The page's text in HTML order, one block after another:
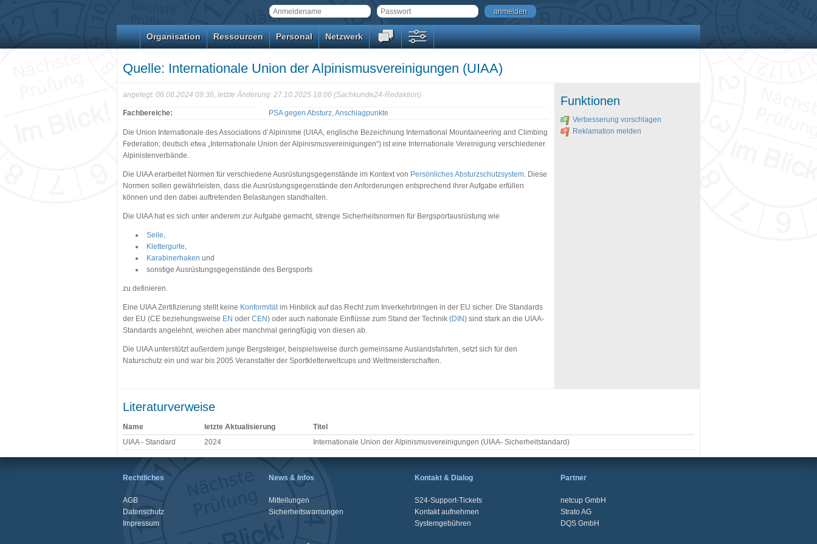
anmelden
Organisation Ressourcen Personal Netzwerk
Quelle: Internationale Union der Alpinismusvereinigungen (UIAA)
angelegt: 06.08.2024 09:36, letzte Änderung: 27.10.2025 18:00 (Sachkunde24-Redaktion)
Fachbereiche: PSA gegen Absturz,Anschlagpunkte
Die Union Internationale des Associations d’Alpinisme (UIAA, englische Bezeichnung International Mountaineering and Climbing
Federation; deutsch etwa „Internationale Union der Alpinismusvereinigungen“) ist eine Internationale Vereinigung verschiedener
Alpinistenverbände.
Die UIAA erarbeitet Normen für verschiedene Ausrüstungsgegenstände im Kontext von Persönliches Absturzschutzsystem. Diese
Normen sollen gewährleisten, dass die Ausrüstungsgegenstände den Anforderungen entsprechend ihrer Aufgabe erfüllen
können und den dabei auftretenden Belastungen standhalten.
Die UIAA hat es sich unter anderem zur Aufgabe gemacht, strenge Sicherheitsnormen für Bergsportausrüstung wie
Seile,
Klettergurte,
Karabinerhaken und
sonstige Ausrüstungsgegenstände des Bergsports
zu definieren.
Eine UIAA Zertifizierung stellt keine Konformitätim Hinblick auf das Recht zum Inverkehrbringen in der EU sicher. Die Standards
der EU (CE beziehungsweise EN oder CEN) oder auch nationale Einflüsse zum Stand der Technik (DIN) sind stark an die UIAA-
Standards angelehnt, weichen aber manchmal geringfügig von diesen ab.
Die UIAA unterstützt außerdem junge Bergsteiger, beispielsweise durch gemeinsame Auslandsfahrten, setzt sich für den
Naturschutz ein und war bis 2005 Veranstalter der Sportkletterweltcups und Weltmeisterschaften.
Funktionen
Verbesserung vorschlagen
Reklamation melden
Literaturverweise
Name letzte Aktualisierung
Titel
UIAA - Standard
2024 Internationale Union der Alpinismusvereinigungen (UIAA- Sicherheitstandard)
Rechtliches
AGB
Datenschutz
Impressum
News & Infos
Mitteilungen
Sicherheitswarnungen
Kontakt & Dialog
S24-Support-Tickets
Kontakt aufnehmen
Systemgebühren
Partner
netcup GmbH
Strato AG
DQS GmbH